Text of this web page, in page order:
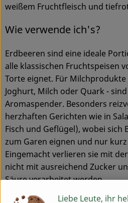
weißem Fruchtfleisch und
Wie verwende ich's?
Erdbeeren sind eine ideale
alle klassischen Fruchtspeisen
Torte eignet. Für Milchprodukte
Joghurt, Milch oder Quark -
Aromaspender. Besonders
herzhaften Gerichten wie in
Fisch und Geflügel), wobei
zum Garen eignen und nur
Eingemacht verlieren sie mit
nicht mit ausreichend Zucker
Säure verarbeitet werden.
Liebe Leute, ihr